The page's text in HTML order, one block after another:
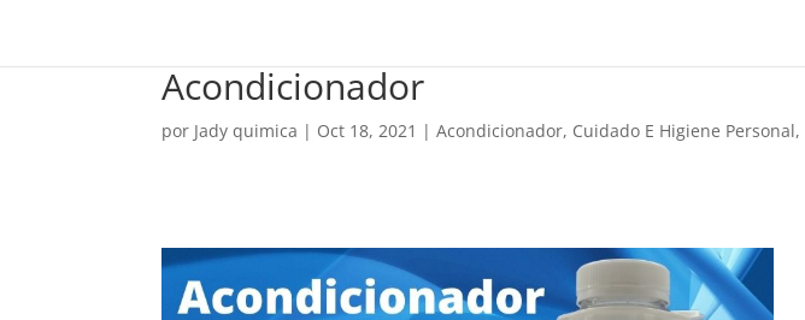
Acondicionador
por Jady quimica | Oct 18, 2021 |Acondicionador, Cuidado E Higiene Personal,